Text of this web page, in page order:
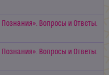
Вопросы и Ответы.
Вопросы и Ответы.